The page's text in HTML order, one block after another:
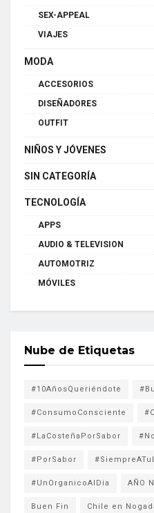
SEX-APPEAL
VIAJES
MODA
ACCESORIOS
DISEÑADORES
OUTFIT
NIÑOS Y JÓVENES
SIN CATEGORÍA
TECNOLOGÍA
APPS
AUDIO & TELEVISION
AUTOMOTRIZ
MÓVILES
Nube de Etiquetas
#10AñosQueriéndote
#ConsumoConsciente
#LaCosteñaPorSabor
#PorSabor
#UnOrganicoAlDia AÑO
Buen Fin Chile en